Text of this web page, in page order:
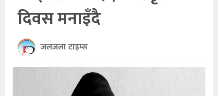
खेलकुद
अन्तर्राष्ट्रिय
थप
दिवस मनाइँदै
जलजला टाइम्स